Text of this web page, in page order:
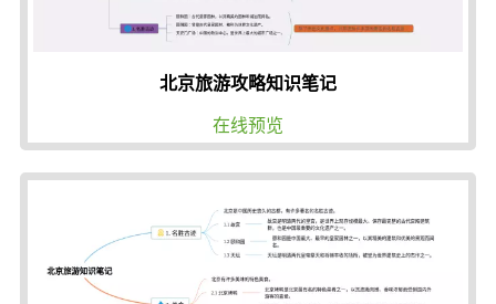
北京旅游攻略知识笔记
在线预览